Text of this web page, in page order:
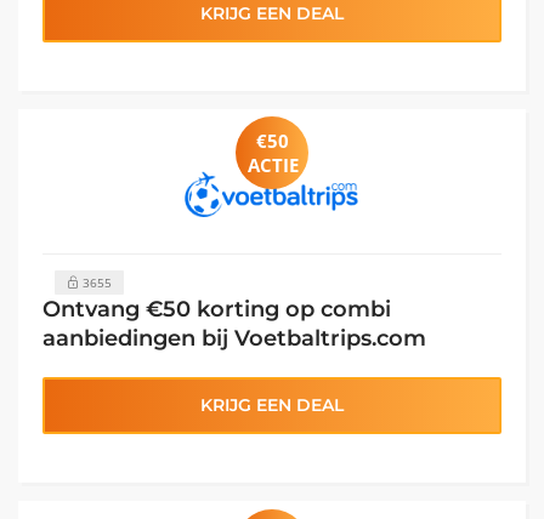
KRIJG EEN DEAL
€50
ACTIE
3655
Ontvang €50 korting op combi
aanbiedingen bij Voetbaltrips.com
KRIJG EEN DEAL